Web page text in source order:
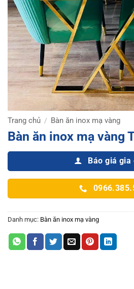
Trang chủ / Bàn ăn inox mạ vàng
Bàn ăn inox mạ vàng
Báo giá gia
Danh mục: Bàn ăn inox mạ vàng